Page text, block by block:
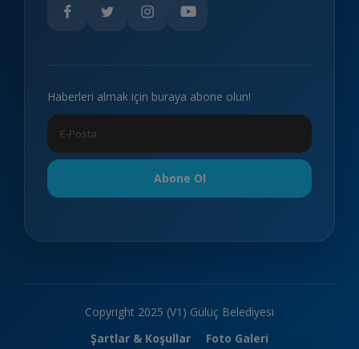
Haberleri almak için buraya abone olun!
Abone Ol
Copyright 2025 (V1) Gülüç Belediyesi
Şartlar & Koşullar
Foto Galeri